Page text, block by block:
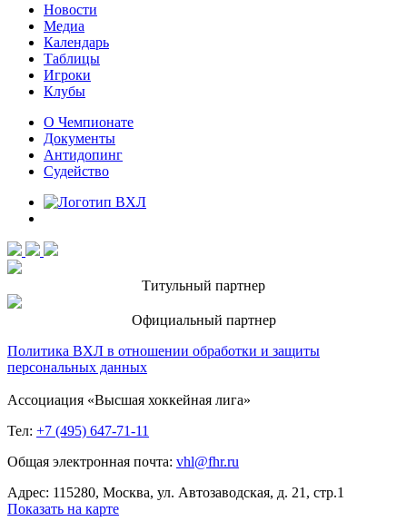
Новости
Медиа
Календарь
Таблицы
Игроки
Клубы
О Чемпионате
Документы
Антидопинг
Судейство
Титульный партнер
Официальный партнер
Политика ВХЛ в отношении обработки и защиты
персональных данных
Ассоциация «Высшая хоккейная лига»
Тел: +7 (495) 647-71-11
Общая электронная почта: vhl@fhr.ru
Адрес: 115280, Москва, ул. Автозаводская, д. 21, стр.1
Показать на карте